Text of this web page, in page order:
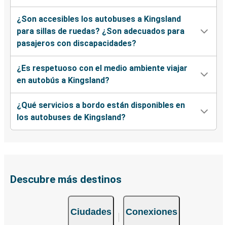
¿Son accesibles los autobuses a Kingsland
para sillas de ruedas? ¿Son adecuados para
pasajeros con discapacidades?
¿Es respetuoso con el medio ambiente viajar
en autobús a Kingsland?
¿Qué servicios a bordo están disponibles en
los autobuses de Kingsland?
Descubre más destinos
Ciudades Conexiones